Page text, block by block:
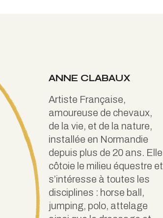
ANNE CLABAUX
Artiste Française,
amoureuse de chevaux,
de la vie, et de la nature,
installée en Normandie
depuis plus de 20 ans. Elle
côtoie le milieu équestre et
s’intéresse à toutes les
disciplines : horse ball,
jumping, polo, attelage